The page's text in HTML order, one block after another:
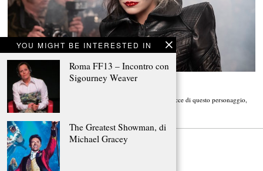
YOU MIGHT BE INTERESTED IN
Roma FF13 – Incontro con
Sigourney Weaver
The Greatest Showman, di
Michael Gracey
Crudelia, di Craig Gillespie
Bianco e nero, bene e male, Estella e Cruella. Queste le due facce di questo personaggio,